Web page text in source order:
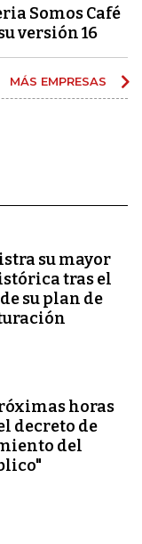
Somos Café
versión 16
MÁS EMPRESAS
su mayor
tras el
su plan de
horas
decreto de
del